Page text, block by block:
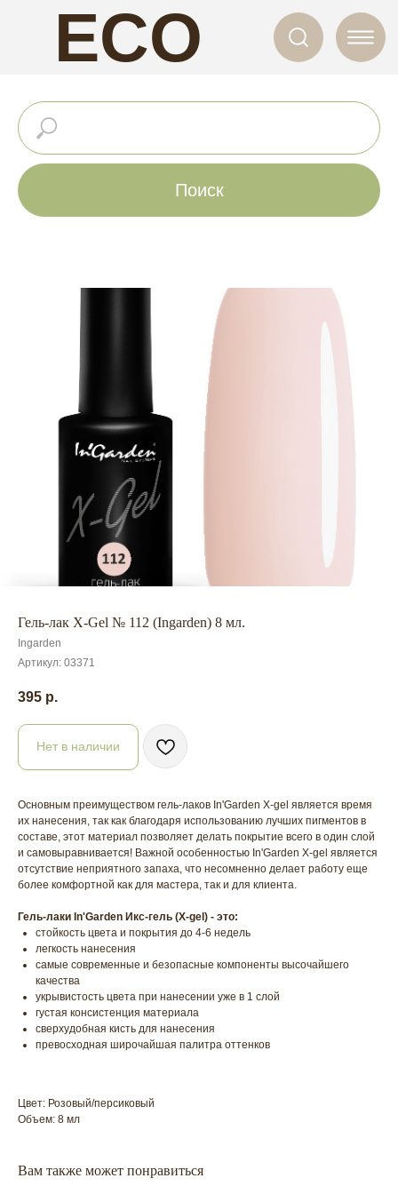
ECO
NAILS
Поиск
Гель-лак X-Gel № 112 (Ingarden) 8 мл.
Ingarden
Артикул: 03371
395 р.
Нет в наличии
Основным преимуществом гель-лаков In'Garden X-gel является время
их нанесения, так как благодаря использованию лучших пигментов в
составе, этот материал позволяет делать покрытие всего в один слой
и самовыравнивается! Важной особенностью In'Garden X-gel является
отсутствие неприятного запаха, что несомненно делает работу еще
более комфортной как для мастера, так и для клиента.
Гель-лаки In'Garden Икс-гель (X-gel) - это:
стойкость цвета и покрытия до 4-6 недель
легкость нанесения
самые современные и безопасные компоненты высочайшего
качества
укрывистость цвета при нанесении уже в 1 слой
густая консистенция материала
сверхудобная кисть для нанесения
превосходная широчайшая палитра оттенков
Цвет: Розовый/персиковый
Объем: 8 мл
Вам также может понравиться